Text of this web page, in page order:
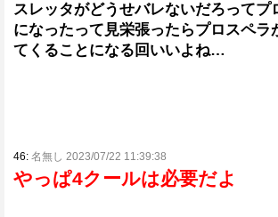
スレッタがどうせバレないだろってプ
になったって見栄張ったらプロスペラ
てくることになる回いいよね…
46: 名無し 2023/07/22 11:39:38
やっぱ4クールは必要だよ